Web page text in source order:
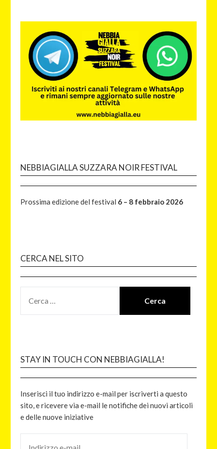
NEBBIAGIALLA SUZZARA NOIR FESTIVAL
Prossima edizione del festival 6 – 8 febbraio 2026
CERCA NEL SITO
STAY IN TOUCH CON NEBBIAGIALLA!
Inserisci il tuo indirizzo e-mail per iscriverti a questo
sito, e ricevere via e-mail le notifiche dei nuovi articoli
e delle nuove iniziative